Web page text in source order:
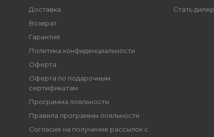
Доставка
Возврат
Гарантия
Политика конфиденциальности
Оферта
Оферта по подарочным
сертификатам
Программа лояльности
Правила программы лояльности
Согласие на получение рассылок с
Стать